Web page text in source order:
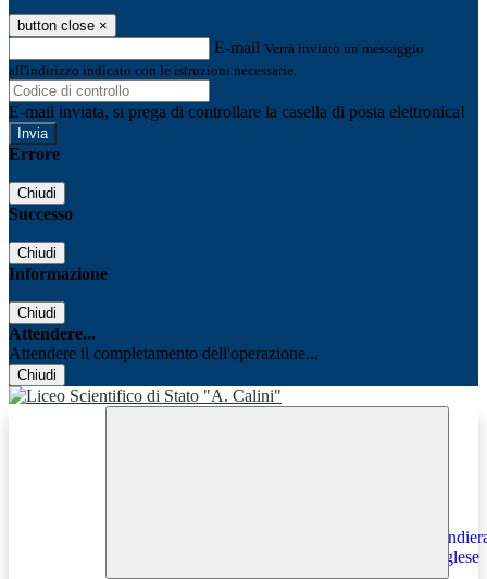
button close ×
E-mail Verrà inviato un messaggio
all'indirizzo indicato con le istruzioni necessarie.
E-mail inviata, si prega di controllare la casella di posta elettronica!
Errore
Chiudi
Successo
Chiudi
Informazione
Chiudi
Attendere...
Attendere il completamento dell'operazione...
Chiudi